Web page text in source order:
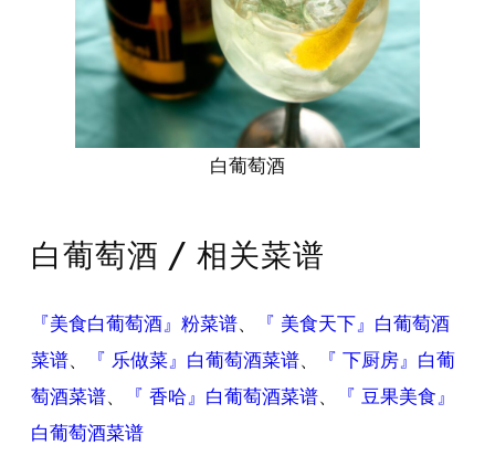
白葡萄酒
白葡萄酒 / 相关菜谱
『美食白葡萄酒』粉菜谱、
『 美食天下』白葡萄酒
菜谱、 『 乐做菜』白葡萄酒菜谱、
『 下厨房』白葡
萄酒菜谱、 『 香哈』白葡萄酒菜谱、
『 豆果美食』
白葡萄酒菜谱